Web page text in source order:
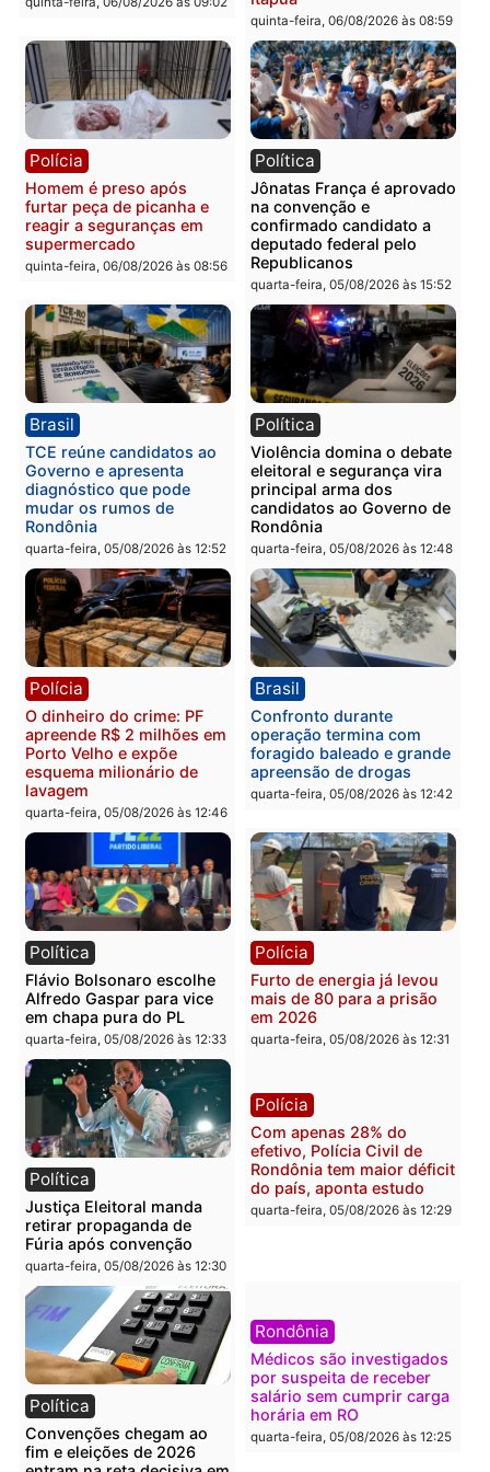
Polícia
Policiais militares
recuperam moto furtada e
prendem trio na zona
Leste
quinta-feira, 06/08/2026 às 09:28
Polícia
Jovem é encontrado
na Rua dos Cravos e
é investigado pela
em RO
quinta-feira, 06/08/2026 às
Polícia
Homem é esfaqueado no
tórax durante briga com
vizinho no bairro Ulysses
Guimarães
quinta-feira, 06/08/2026 às 09:24
Polícia
Três suspeitos ligados a
facção criminosa são
presos por receptação e
adulteração de veículos
em Porto Velho
quinta-feira, 06/08/2026 às
Polícia
Homem é preso com
drogas durante ação da
PM no Castanheira
quinta-feira, 06/08/2026 às 09:02
Polícia
Polícia Civil prende dois
homens por tortura,
tráfico e posse de arma
quinta-feira, 06/08/2026 às
Polícia
Homem é preso após
furtar peça de picanha e
reagir a seguranças em
supermercado
quinta-feira, 06/08/2026 às 08:56
Política
Jônatas França é
na convenção e
deputado federal pelo
Republicanos
quarta-feira, 05/08/2026 às
Brasil
TCE reúne candidatos ao
Governo e apresenta
diagnóstico que pode
mudar os rumos de
Rondônia
quarta-feira, 05/08/2026 às 12:52
Violência domina o
eleitoral e segurança vira
principal arma dos
candidatos ao Governo
Rondônia
quarta-feira, 05/08/2026 às